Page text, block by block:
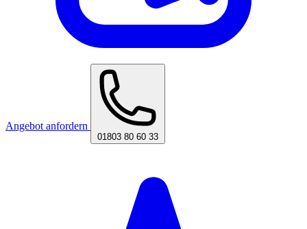
Angebot anfordern
01803 80 60 33